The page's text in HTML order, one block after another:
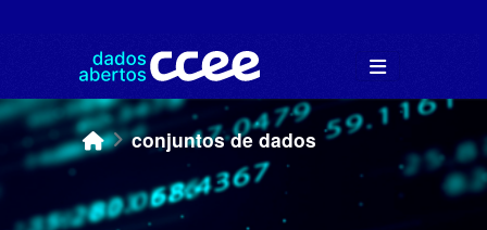
conjuntos de dados